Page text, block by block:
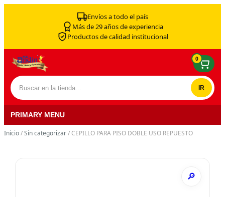
Envíos a todo el país
Más de 29 años de experiencia
Productos de calidad institucional
Buscar por:
0
PRIMARY MENU
Inicio/Sin categorizar/ CEPILLO PARA PISO DOBLE USO REPUESTO